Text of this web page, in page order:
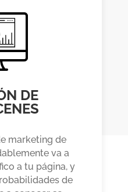
DE
marketing de
va a
a tu página, y
de